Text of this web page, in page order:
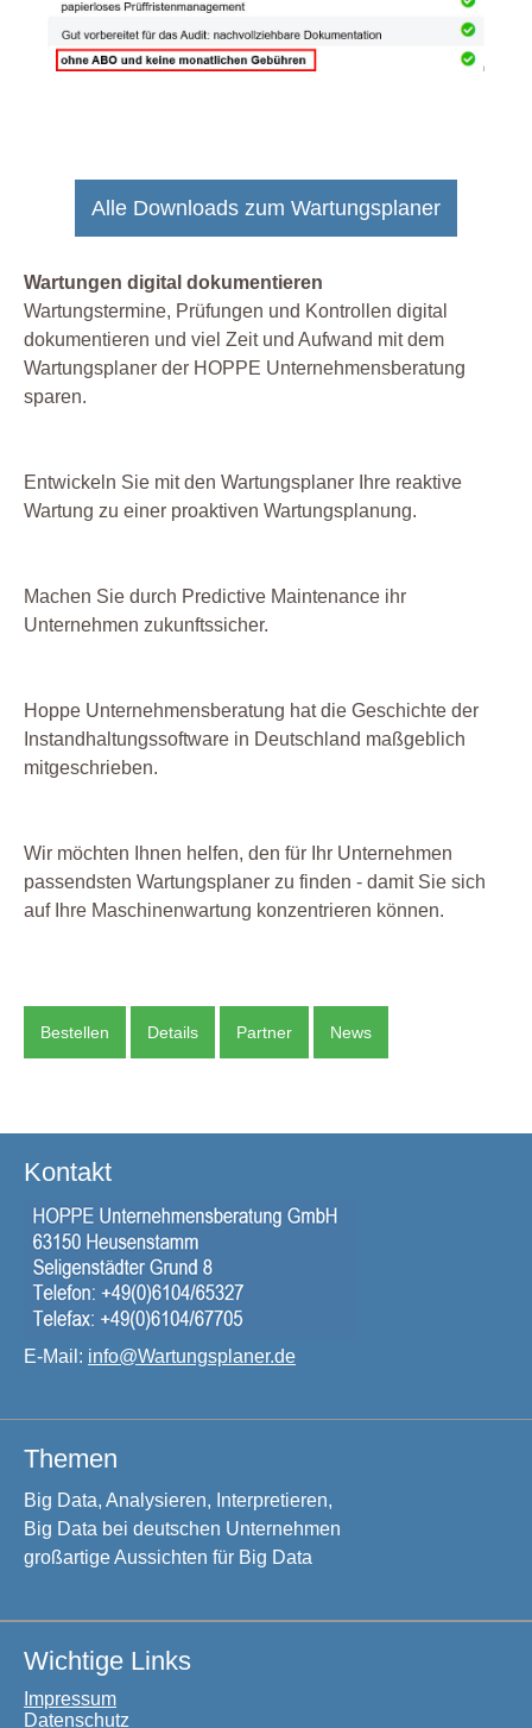
Alle Downloads zum Wartungsplaner
Wartungen digital dokumentieren
Wartungstermine, Prüfungen und Kontrollen digital
dokumentieren und viel Zeit und Aufwand mit dem
Wartungsplaner der HOPPE Unternehmensberatung
sparen.
Entwickeln Sie mit den Wartungsplaner Ihre reaktive
Wartung zu einer proaktiven Wartungsplanung.
Machen Sie durch Predictive Maintenance ihr
Unternehmen zukunftssicher.
Hoppe Unternehmensberatung hat die Geschichte der
Instandhaltungssoftware in Deutschland maßgeblich
mitgeschrieben.
Wir möchten Ihnen helfen, den für Ihr Unternehmen
passendsten Wartungsplaner zu finden - damit Sie sich
auf Ihre Maschinenwartung konzentrieren können.
Bestellen Details Partner News
Kontakt
E-Mail: info@Wartungsplaner.de
Themen
Big Data, Analysieren, Interpretieren,
Big Data bei deutschen Unternehmen
großartige Aussichten für Big Data
Wichtige Links
Impressum
Datenschutz